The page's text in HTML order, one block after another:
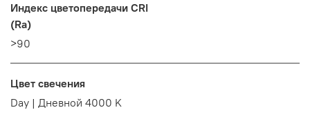
Индекс цветопередачи CRI
(Ra)
>90
Цвет свечения
Day | Дневной 4000 K